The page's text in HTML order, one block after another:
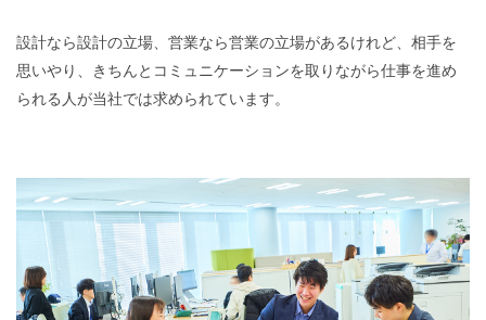
設計なら設計の立場、営業なら営業の立場があるけれど、相手を
思いやり、きちんとコミュニケーションを取りながら仕事を進め
られる人が当社では求められています。